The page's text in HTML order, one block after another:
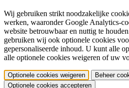
Wij gebruiken strikt noodzakelijke
werken, waaronder Google Analytics-
website betrouwbaar en nuttig te
gebruiken wij ook optionele cookies
gepersonaliseerde inhoud. U kunt alle
alle optionele cookies weigeren of uw
Optionele cookies weigeren
Beheer
Optionele cookies accepteren